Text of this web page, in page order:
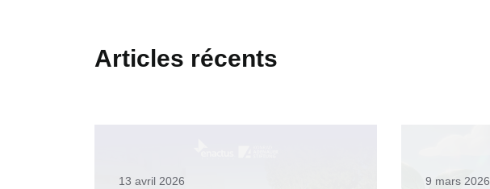
Articles récents
13 avril 2026 9 mars 2026